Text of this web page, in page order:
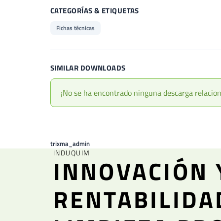
CATEGORÍAS & ETIQUETAS
Fichas técnicas
SIMILAR DOWNLOADS
¡No se ha encontrado ninguna descarga
trixma_admin
INDUQUIM
INNOVACIÓN